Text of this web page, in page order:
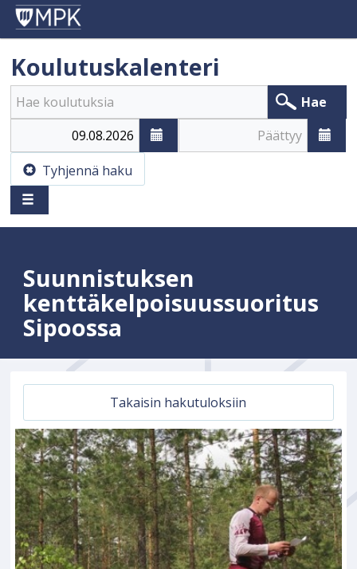
Koulutuskalenteri
Hae
Tyhjennä haku
Suunnistuksen
kenttäkelpoisuussuoritus
Sipoossa
Takaisin hakutuloksiin